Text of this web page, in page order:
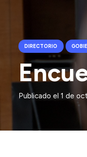
DIRECTORIO
Publicado el 1 de